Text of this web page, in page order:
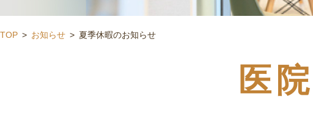
TOP お知らせ 夏季休暇のお知らせ
医